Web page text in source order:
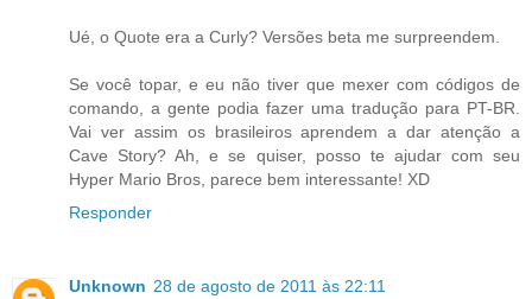
Ué, o Quote era a Curly? Versões beta me surpreendem.
Se você topar, e eu não tiver que mexer com códigos de
comando, a gente podia fazer uma tradução para PT-BR.
Vai ver assim os brasileiros aprendem a dar atenção a
Cave Story? Ah, e se quiser, posso te ajudar com seu
Hyper Mario Bros, parece bem interessante! XD
Responder
Unknown 28 de agosto de 2011 às 22:11